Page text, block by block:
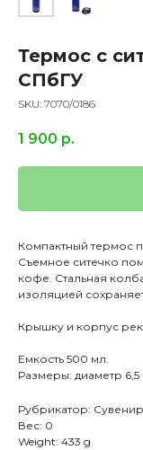
Термос с
СПбГУ
SKU: 7070/0186
1 900 р.
Компактный термос
Съемное ситечко
кофе. Стальная
изоляцией
Крышку и корпус
Емкость 500 мл.
Размеры: диаметр 6,5
Рубрикатор:
Вес: 0
Weight: 433 g